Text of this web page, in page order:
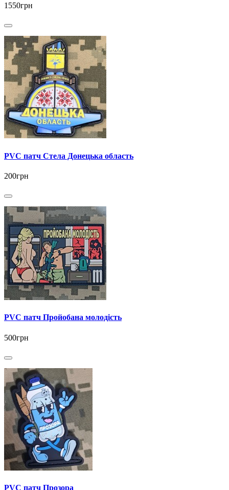
1550грн
PVC патч Стела Донецька область
200грн
PVC патч Пройобана молодість
500грн
PVC патч Прозора